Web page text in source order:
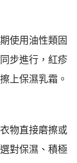
使用油性類固
步進行，紅疹
上保濕乳霜。
物直接磨擦或
對保濕、積極